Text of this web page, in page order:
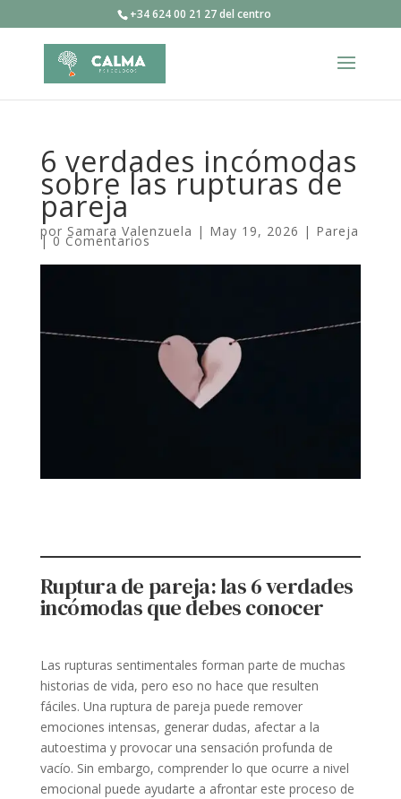
+34 624 00 21 27 del centro
6 verdades incómodas
sobre las rupturas de
pareja
por Samara Valenzuela | May 19, 2026 | Pareja
|0 Comentarios
Ruptura de pareja: las 6 verdades
incómodas que debes conocer
Las rupturas sentimentales forman parte de muchas
historias de vida, pero eso no hace que resulten
fáciles. Una ruptura de pareja puede remover
emociones intensas, generar dudas, afectar a la
autoestima y provocar una sensación profunda de
vacío. Sin embargo, comprender lo que ocurre a nivel
emocional puede ayudarte a afrontar este proceso de